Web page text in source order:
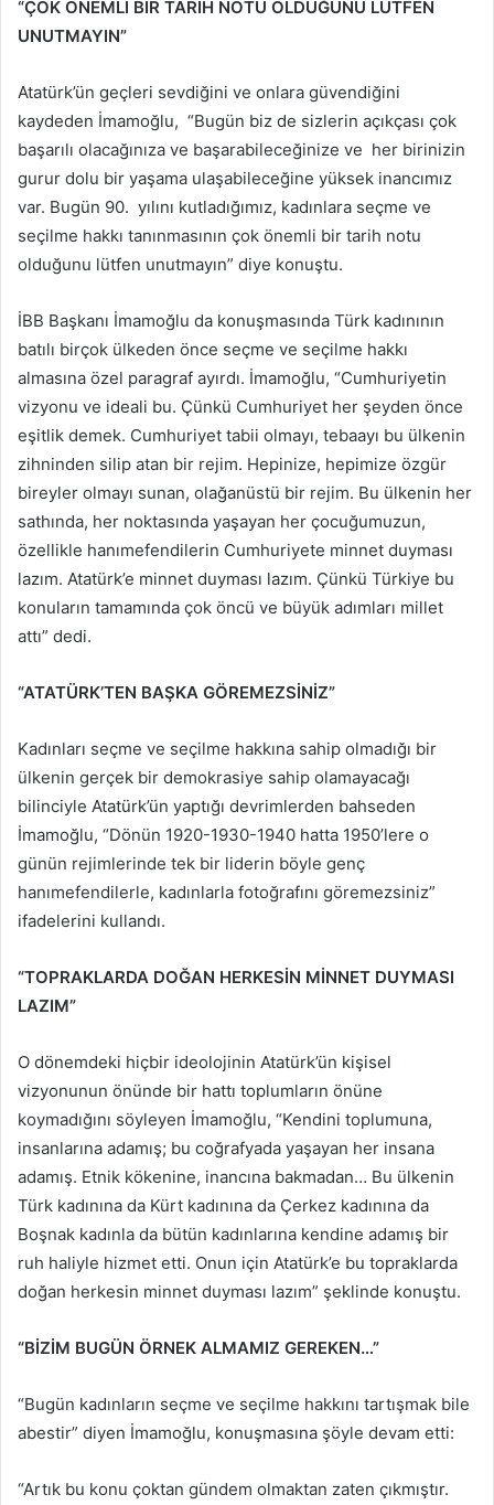
“ÇOK ÖNEMLİ BİR TARİH NOTU OLDUĞUNU LÜTFEN
UNUTMAYIN”
Atatürk’ün geçleri sevdiğini ve onlara güvendiğini
kaydeden İmamoğlu, “Bugün biz de sizlerin açıkçası çok
başarılı olacağınıza ve başarabileceğinize ve her birinizin
gurur dolu bir yaşama ulaşabileceğine yüksek inancımız
var. Bugün 90. yılını kutladığımız, kadınlara seçme ve
seçilme hakkı tanınmasının çok önemli bir tarih notu
olduğunu lütfen unutmayın” diye konuştu.
İBB Başkanı İmamoğlu da konuşmasında Türk kadınının
batılı birçok ülkeden önce seçme ve seçilme hakkı
almasına özel paragraf ayırdı. İmamoğlu, “Cumhuriyetin
vizyonu ve ideali bu. Çünkü Cumhuriyet her şeyden önce
eşitlik demek. Cumhuriyet tabii olmayı, tebaayı bu ülkenin
zihninden silip atan bir rejim. Hepinize, hepimize özgür
bireyler olmayı sunan, olağanüstü bir rejim. Bu ülkenin her
sathında, her noktasında yaşayan her çocuğumuzun,
özellikle hanımefendilerin Cumhuriyete minnet duyması
lazım. Atatürk’e minnet duyması lazım. Çünkü Türkiye bu
konuların tamamında çok öncü ve büyük adımları millet
attı” dedi.
“ATATÜRK’TEN BAŞKA GÖREMEZSİNİZ”
Kadınları seçme ve seçilme hakkına sahip olmadığı bir
ülkenin gerçek bir demokrasiye sahip olamayacağı
bilinciyle Atatürk’ün yaptığı devrimlerden bahseden
İmamoğlu, “Dönün 1920-1930-1940 hatta 1950’lere o
günün rejimlerinde tek bir liderin böyle genç
hanımefendilerle, kadınlarla fotoğrafını göremezsiniz”
ifadelerini kullandı.
“TOPRAKLARDA DOĞAN HERKESİN MİNNET DUYMASI
LAZIM”
O dönemdeki hiçbir ideolojinin Atatürk’ün kişisel
vizyonunun önünde bir hattı toplumların önüne
koymadığını söyleyen İmamoğlu, “Kendini toplumuna,
insanlarına adamış; bu coğrafyada yaşayan her insana
adamış. Etnik kökenine, inancına bakmadan… Bu ülkenin
Türk kadınına da Kürt kadınına da Çerkez kadınına da
Boşnak kadınla da bütün kadınlarına kendine adamış bir
ruh haliyle hizmet etti. Onun için Atatürk’e bu topraklarda
doğan herkesin minnet duyması lazım” şeklinde konuştu.
“BİZİM BUGÜN ÖRNEK ALMAMIZ GEREKEN…”
“Bugün kadınların seçme ve seçilme hakkını tartışmak bile
abestir” diyen İmamoğlu, konuşmasına şöyle devam etti:
“Artık bu konu çoktan gündem olmaktan zaten çıkmıştır.